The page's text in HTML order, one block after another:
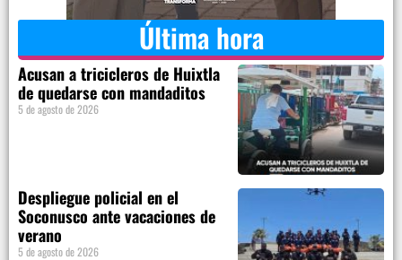
Última hora
Acusan a tricicleros de Huixtla
de quedarse con mandaditos
5 de agosto de 2026
Despliegue policial en el
Soconusco ante vacaciones de
verano
5 de agosto de 2026